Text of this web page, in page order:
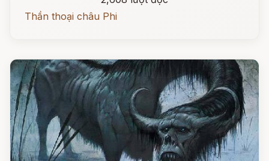
Thần thoại châu Phi